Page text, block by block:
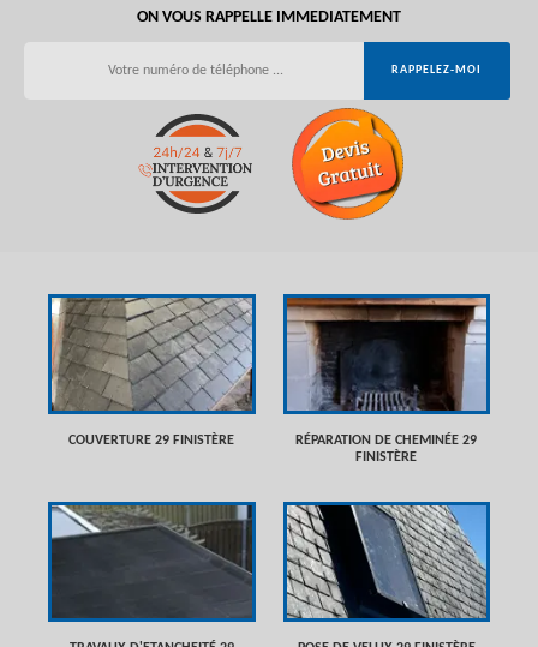
ON VOUS RAPPELLE IMMEDIATEMENT
COUVERTURE 29 FINISTÈRE
RÉPARATION DE CHEMINÉE 29
FINISTÈRE